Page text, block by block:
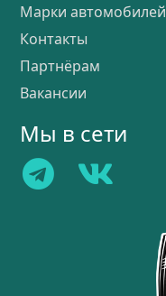
Марки автомобилей
Контакты
Партнёрам
Вакансии
Мы в сети